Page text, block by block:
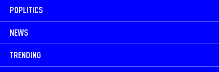
POPLITICS
NEWS
TRENDING